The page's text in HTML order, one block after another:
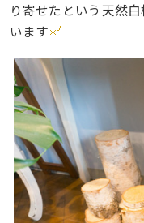
り寄せたという天然
います